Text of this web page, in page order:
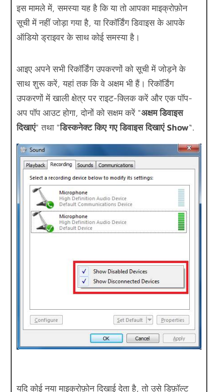
इस मामले में, समस्या यह है कि या तो आपका माइक्रोफ़ोन
सूची में नहीं जोड़ा गया है, या रिकॉर्डिंग डिवाइस के आपके
ऑडियो ड्राइवर के साथ कोई समस्या है।
आइए अपने सभी रिकॉर्डिंग उपकरणों को सूची में जोड़ने के
साथ शुरू करें, यहां तक कि वे अक्षम भी हैं। रिकॉर्डिंग
उपकरणों में खाली क्षेत्र पर राइट-क्लिक करें और एक पॉप-
अप पॉप आउट होगा, दोनों को सक्षम करें "अक्षम डिवाइस
दिखाएं" तथा "डिस्कनेक्ट किए गए डिवाइस दिखाएं Show“.
यदि कोई नया माइक्रोफ़ोन दिखाई देता है, तो उसे डिफ़ॉल्ट